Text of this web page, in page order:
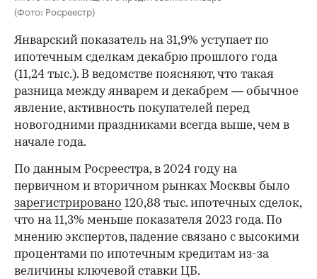
(Фото: Росреестр)
Январский показатель на 31,9% уступает по
ипотечным сделкам декабрю прошлого года
(11,24 тыс.). В ведомстве поясняют, что такая
разница между январем и декабрем — обычное
явление, активность покупателей перед
новогодними праздниками всегда выше, чем в
начале года.
По данным Росреестра, в 2024 году на
первичном и вторичном рынках Москвы было
зарегистрировано 120,88 тыс. ипотечных сделок,
что на 11,3% меньше показателя 2023 года. По
мнению экспертов, падение связано с высокими
процентами по ипотечным кредитам из-за
величины ключевой ставки ЦБ.